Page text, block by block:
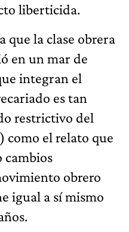
liberticida.
que la clase obrera
en un mar de
integran el
es tan
restrictivo del
como el relato que
cambios
obrero
igual a sí mismo